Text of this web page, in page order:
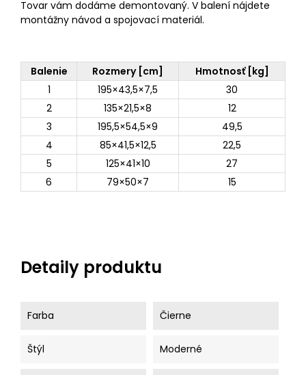
Tovar vám dodáme demontovaný. V balení nájdete
montážny návod a spojovací materiál.
Balenie Rozmery [cm]
Hmotnosť [kg]
1
195×43,5×7,5
30
2
135×21,5×8
12
3
195,5×54,5×9
49,5
4
85×41,5×12,5
22,5
5
125×41×10
27
6
79×50×7 15
Detaily produktu
Farba Čierne
Štýl Moderné